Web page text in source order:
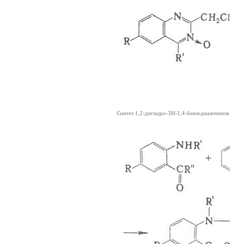
Синтез 1,2-дигидро-3Н-1,4-